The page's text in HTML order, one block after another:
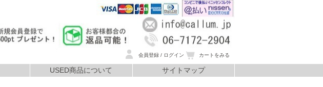
会員登録 / ログイン カートをみる
USED商品について
サイトマップ